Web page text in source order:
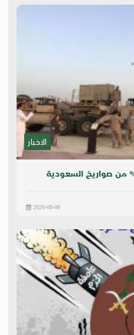
الاخبار
طهران استنزفت 86% من صواريخ السعودية
2026-08-08